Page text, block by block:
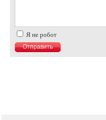
Я не робот